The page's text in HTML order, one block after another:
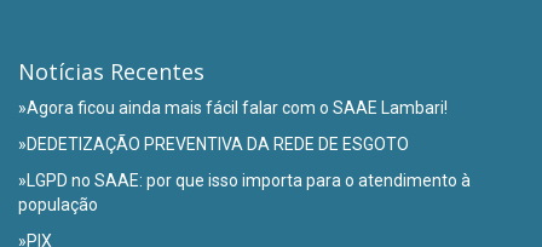
Notícias Recentes
»Agora ficou ainda mais fácil falar com o SAAE Lambari!
»DEDETIZAÇÃO PREVENTIVA DA REDE DE ESGOTO
»LGPD no SAAE: por que isso importa para o atendimento à
população
»PIX